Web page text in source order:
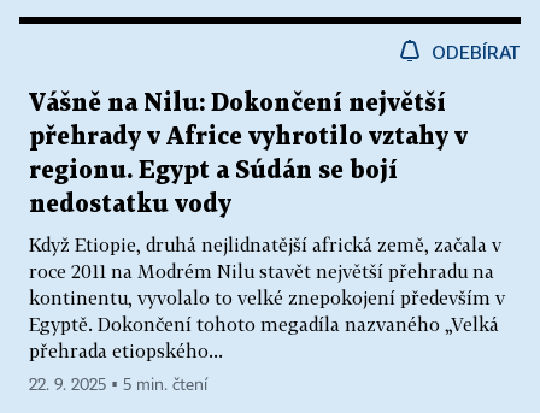
ODEBÍRAT
Vášně na Nilu: Dokončení největší
přehrady v Africe vyhrotilo vztahy v
regionu. Egypt a Súdán se bojí
nedostatku vody
Když Etiopie, druhá nejlidnatější africká země, začala v
roce 2011 na Modrém Nilu stavět největší přehradu na
kontinentu, vyvolalo to velké znepokojení především v
Egyptě. Dokončení tohoto megadíla nazvaného „Velká
přehrada etiopského...
22. 9. 2025 ▪ 5 min. čtení